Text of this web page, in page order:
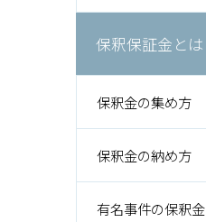
保釈保証金とは
保釈金の集め方
保釈金の納め方
有名事件の保釈金